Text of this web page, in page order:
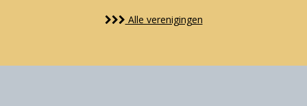
Alle verenigingen